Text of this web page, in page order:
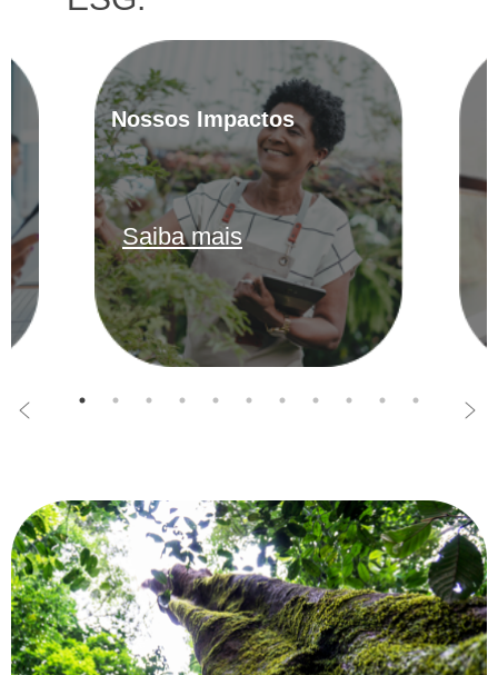
Nossos Impactos
Saiba mais